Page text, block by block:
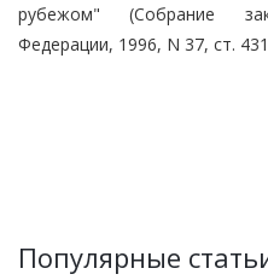
рубежом" (Собрание
Федерации, 1996, N 37, ст.
Популярные